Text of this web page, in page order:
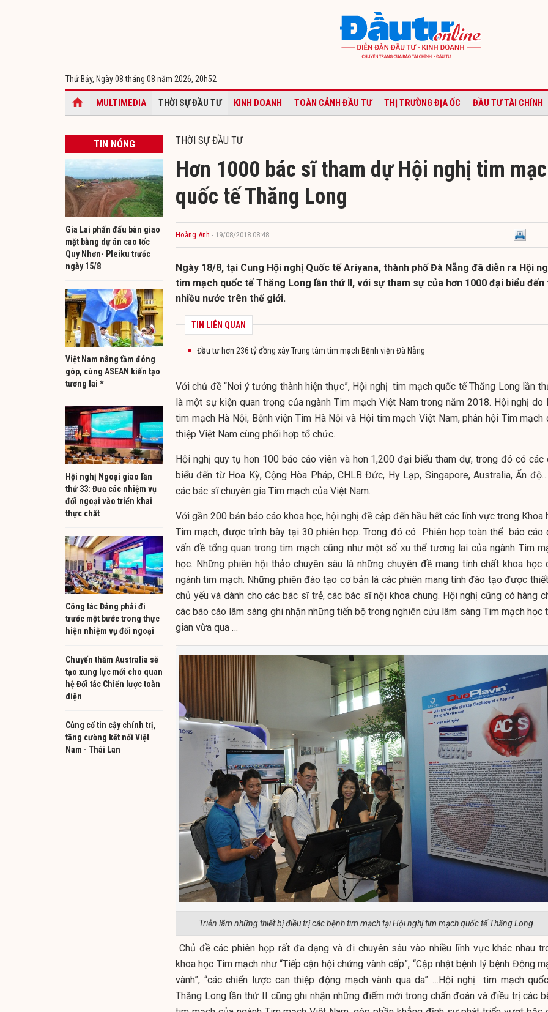
Thứ Bảy, Ngày 08 tháng 08 năm 2026, 20h52
MULTIMEDIA THỜI SỰ ĐẦU TƯ KINH DOANH TOÀN CẢNH ĐẦU TƯ THỊ TRƯỜNG ĐỊA ỐC ĐẦU TƯ TÀI CHÍNH
TIN NÓNG
Gia Lai phấn đấu bàn giao
mặt bằng dự án cao tốc
Quy Nhơn- Pleiku trước
ngày 15/8
Việt Nam nâng tầm đóng
góp, cùng ASEAN kiến tạo
tương lai *
Hội nghị Ngoại giao lần
thứ 33: Đưa các nhiệm vụ
đối ngoại vào triển khai
thực chất
Công tác Đảng phải đi
trước một bước trong thực
hiện nhiệm vụ đối ngoại
Chuyến thăm Australia sẽ
tạo xung lực mới cho quan
hệ Đối tác Chiến lược toàn
diện
Củng cố tin cậy chính trị,
tăng cường kết nối Việt
Nam - Thái Lan
THỜI SỰ ĐẦU TƯ
Hơn 1000 bác sĩ tham dự Hội nghị tim
quốc tế Thăng Long
Hoàng Anh - 19/08/2018 08:48
Ngày 18/8, tại Cung Hội nghị Quốc tế Ariyana, thành phố Đà Nẵng đã diễn ra Hội
tim mạch quốc tế Thăng Long lần thứ II, với sự tham sự của hơn 1000 đại biểu đến
nhiều nước trên thế giới.
TIN LIÊN QUAN
Đầu tư hơn 236 tỷ đồng xây Trung tâm tim mạch Bệnh viện Đà Nẵng
Với chủ đề “Nơi ý tưởng thành hiện thực”, Hội nghị tim mạch quốc tế Thăng Long lần
là một sự kiện quan trọng của ngành Tim mạch Việt Nam trong năm 2018. Hội nghị do
tim mạch Hà Nội, Bệnh viện Tim Hà Nội và Hội tim mạch Việt Nam, phân hội Tim mạch
thiệp Việt Nam cùng phối hợp tổ chức.
Hội nghị quy tụ hơn 100 báo cáo viên và hơn 1,200 đại biểu tham dự, trong đó có các
biểu đến từ Hoa Kỳ, Cộng Hòa Pháp, CHLB Đức, Hy Lạp, Singapore, Australia, Ấn
các bác sĩ chuyên gia Tim mạch của Việt Nam.
Với gần 200 bản báo cáo khoa học, hội nghị đề cập đến hầu hết các lĩnh vực trong Khoa
Tim mạch, được trình bày tại 30 phiên họp. Trong đó có Phiên họp toàn thể báo cáo
vấn đề tổng quan trong tim mạch cũng như một số xu thể tương lai của ngành Tim
học. Những phiên hội thảo chuyên sâu là những chuyên đề mang tính chất khoa học
ngành tim mạch. Những phiên đào tạo cơ bản là các phiên mang tính đào tạo được
chủ yếu và dành cho các bác sĩ trẻ, các bác sĩ nội khoa chung. Hội nghị cũng có hàng
các báo cáo lâm sàng ghi nhận những tiến bộ trong nghiên cứu lâm sàng Tim mạch học
gian vừa qua …
Triễn lãm những thiết bị điều trị các bệnh tim mạch tại Hội nghị tim mạch quốc tế Thăng Long.
Chủ đề các phiên họp rất đa dạng và đi chuyên sâu vào nhiều lĩnh vực khác nhau
khoa học Tim mạch như “Tiếp cận hội chứng vành cấp”, “Cập nhật bệnh lý bệnh Động
vành”, “các chiến lược can thiệp động mạch vành qua da” …Hội nghị tim mạch
Thăng Long lần thứ II cũng ghi nhận những điểm mới trong chẩn đoán và điều trị các